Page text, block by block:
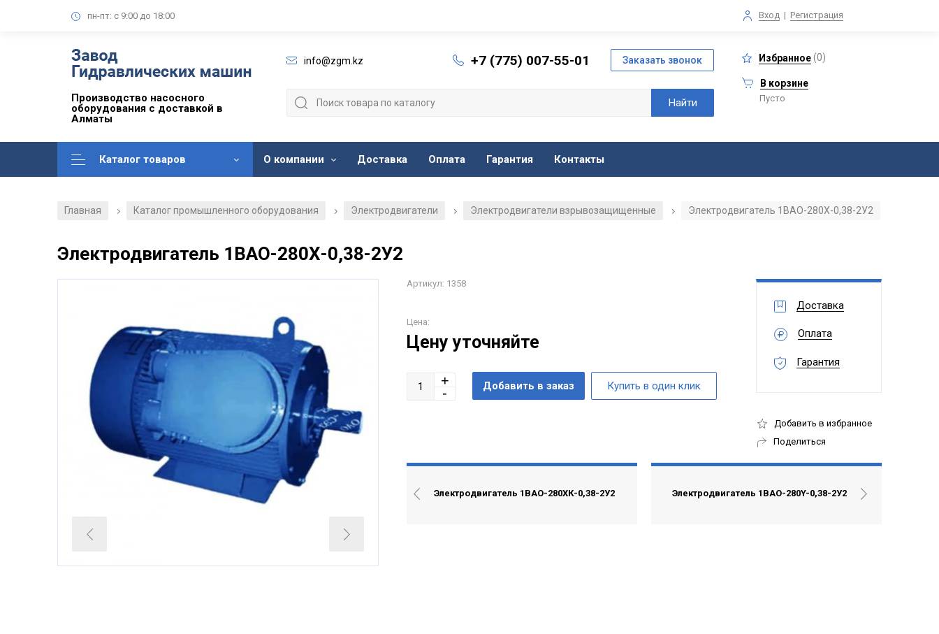
пн-пт: с 9:00 до 18:00 Вход | Регистрация
Производство насосного
оборудования с доставкой в
Алматы
info@zgm.kz +7 (775) 007-55-01 Избранное(0)
В корзине
Пусто
Каталог товаров О компании Доставка Оплата Гарантия Контакты
Главная / Каталог промышленного оборудования / Электродвигатели / Электродвигатели взрывозащищенные / Электродвигатель 1ВАО-280Х-0,38-2У2
Электродвигатель 1ВАО-280Х-0,38-2У2
Артикул: 1358
Цена:
Цену уточняйте
Доставка
Оплата
Гарантия
Добавить в избранное
Поделиться
Электродвигатель 1ВАО-280ХК-0,38-2У2 Электродвигатель 1ВАО-280Y-0,38-2У2